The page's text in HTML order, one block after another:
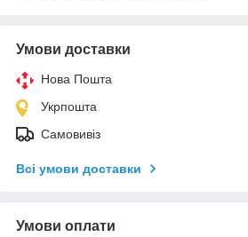
Умови доставки
Нова Пошта
Укрпошта
Самовивіз
Всі умови доставки
Умови оплати